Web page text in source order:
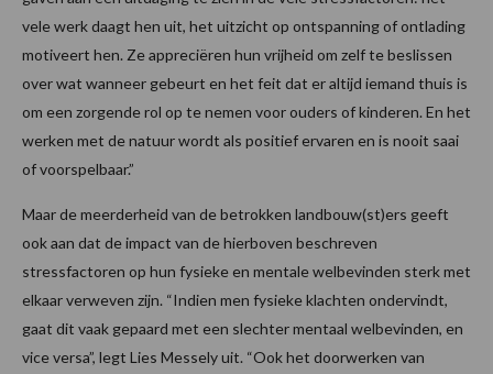
vele werk daagt hen uit, het uitzicht op ontspanning of ontlading
motiveert hen. Ze appreciëren hun vrijheid om zelf te beslissen
over wat wanneer gebeurt en het feit dat er altijd iemand thuis is
om een zorgende rol op te nemen voor ouders of kinderen. En het
werken met de natuur wordt als positief ervaren en is nooit saai
of voorspelbaar.”
Maar de meerderheid van de betrokken landbouw(st)ers geeft
ook aan dat de impact van de hierboven beschreven
stressfactoren op hun fysieke en mentale welbevinden sterk met
elkaar verweven zijn. “Indien men fysieke klachten ondervindt,
gaat dit vaak gepaard met een slechter mentaal welbevinden, en
vice versa”, legt Lies Messely uit. “Ook het doorwerken van